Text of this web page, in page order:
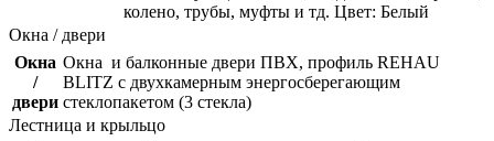
колено, трубы, муфты и тд. Цвет: Белый
Окна / двери
Окна
/
двери
Окна и балконные двери ПВХ, профиль REHAU
BLITZ с двухкамерным энергосберегающим
стеклопакетом (3 стекла)
Лестница и крыльцо